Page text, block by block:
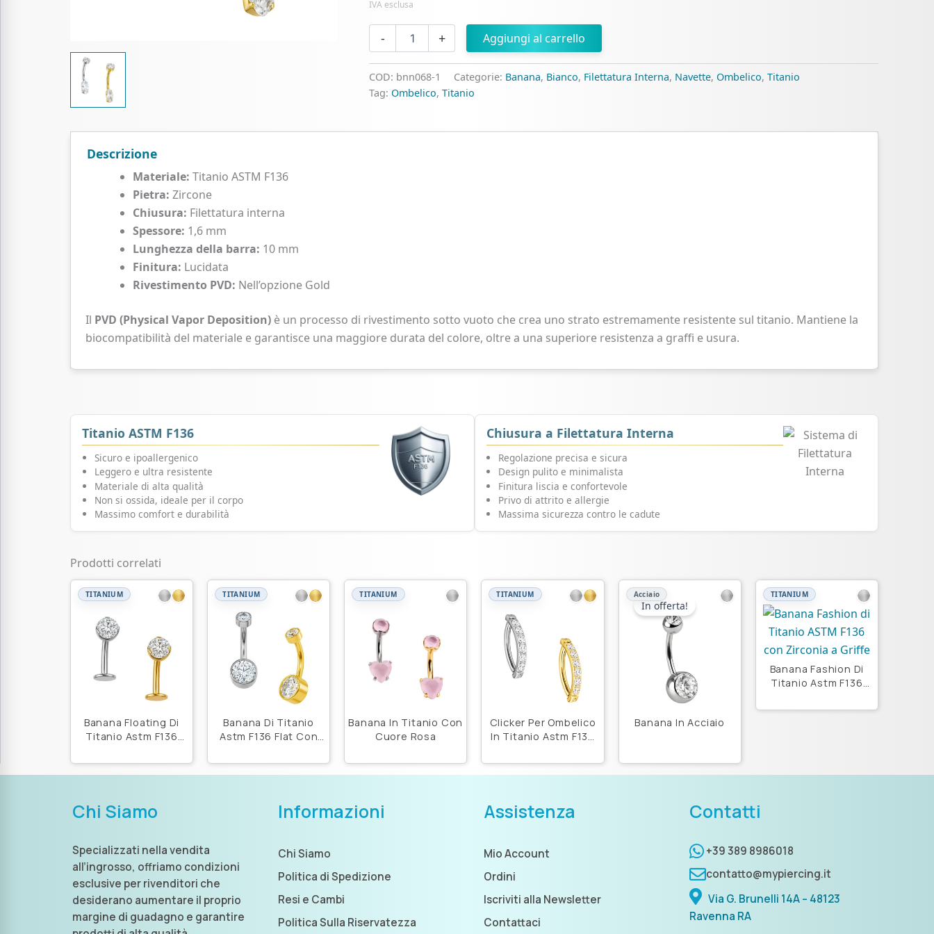
IVA esclusa
-
con
di
+ Aggiungi al carrello
COD: bnn068-1 Categorie: Banana, Bianco, Filettatura Interna, Navette, Ombelico,Titanio
Tag: Ombelico,Titanio
Descrizione
Materiale: Titanio ASTM F136
Pietra: Zircone
Chiusura: Filettatura interna
Spessore: 1,6 mm
Lunghezza della barra: 10 mm
Finitura: Lucidata
Rivestimento PVD: Nell’opzione Gold
Il PVD (Physical Vapor Deposition)è un processo di rivestimento sotto vuoto che crea uno strato estremamente resistente sul titanio. Mantiene la
biocompatibilità del materiale e garantisce una maggiore durata del colore, oltre a una superiore resistenza a graffi e usura.
Titanio ASTM F136
Sicuro e ipoallergenico
Leggero e ultra resistente
Materiale di alta qualità
Non si ossida, ideale per il corpo
Massimo comfort e durabilità
Chiusura a Filettatura Interna
Regolazione precisa e sicura
Design pulito e minimalista
Finitura liscia e confortevole
Privo di attrito e allergie
Massima sicurezza contro le cadute
Prodotti correlati
TITANIUM
Banana Floating Di
Titanio Astm F136
TITANIUM
Banana Di Titanio
Astm F136 Flat Con
TITANIUM
Banana In Titanio Con
Cuore Rosa
TITANIUM
Clicker Per Ombelico
In Titanio Astm F136
In offerta!
Acciaio
Banana In Acciaio
TITANIUM
Banana Fashion Di
Titanio Astm F136
Set
Chi Siamo
Specializzati nella vendita
all’ingrosso, offriamo condizioni
esclusive per rivenditori che
desiderano aumentare il proprio
margine di guadagno e garantire
Informazioni
Chi Siamo
Politica di Spedizione
Resi e Cambi
Politica Sulla Riservatezza
Assistenza
Mio Account
Ordini
Iscriviti alla Newsletter
Contattaci
Contatti
+39 389 8986018
contatto@mypiercing.it
Via G. Brunelli 14A – 48123
Ravenna RA